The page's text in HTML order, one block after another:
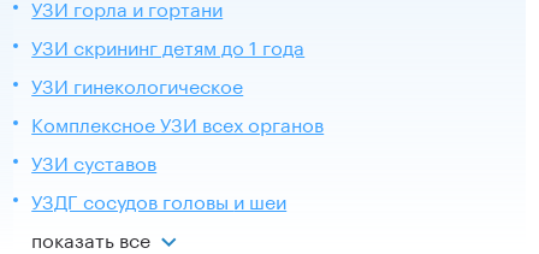
УЗИ горла и гортани
УЗИ скрининг детям до 1 года
УЗИ гинекологическое
Комплексное УЗИ всех органов
УЗИ суставов
УЗДГ сосудов головы и шеи
показать все